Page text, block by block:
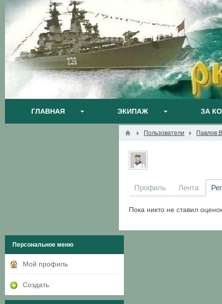
ГЛАВНАЯ ЭКИПАЖ ЗА
Пользователи Павлов
Профиль Лента
Пока никто не ставил
Персональное меню
Мой профиль
Создать